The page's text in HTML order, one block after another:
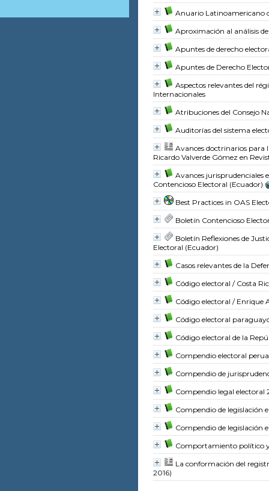
Anuario Latinoamericano
Aproximación al análisis
Apuntes de derecho
Apuntes de Derecho
Aspectos relevantes del
Internacionales
Atribuciones del Consejo
Auditorías del sistema
Avances doctrinarios para
Ricardo Valverde Gómez en
Avances jurisprudenciales
Contencioso Electoral (Ecuador)
Best Practices in OAS
Boletín Contencioso
Boletín Reflexiones de
Electoral (Ecuador)
Casos relevantes de la
Código electoral / Costa
Código electoral / Enrique
Código electoral
Código electoral de la
Compendio electoral
Compendio de
Compendio legal electoral
Compendio de legislación
Compendio de legislación
Comportamiento político
La conformación del
2016)